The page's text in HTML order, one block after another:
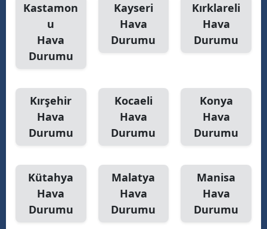
Kastamon
u
Hava
Durumu
Kayseri
Hava
Durumu
Kırklareli
Hava
Durumu
Kırşehir
Hava
Durumu
Kocaeli
Hava
Durumu
Konya
Hava
Durumu
Kütahya
Hava
Durumu
Malatya
Hava
Durumu
Manisa
Hava
Durumu